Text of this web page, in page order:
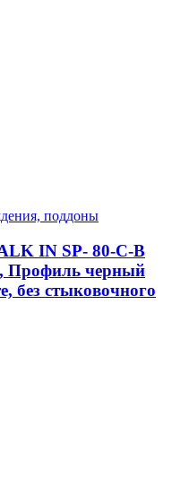
поддоны
IN SP- 80-C-B
Профиль черный
без стыковочного